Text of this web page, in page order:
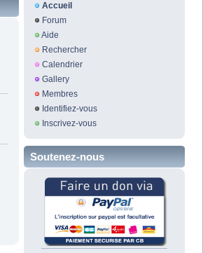
Accueil
Forum
Aide
Rechercher
Calendrier
Gallery
Membres
Identifiez-vous
Inscrivez-vous
Soutenez-nous